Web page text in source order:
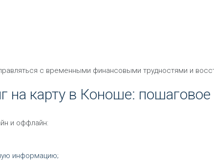
с временными финансовыми трудностями и
на карту в Коноше:
и оффлайн:
информацию;